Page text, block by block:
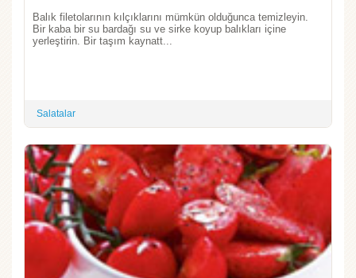
Balık filetolarının kılçıklarını mümkün olduğunca temizleyin.
Bir kaba bir su bardağı su ve sirke koyup balıkları içine
yerleştirin. Bir taşım kaynatt...
Salatalar